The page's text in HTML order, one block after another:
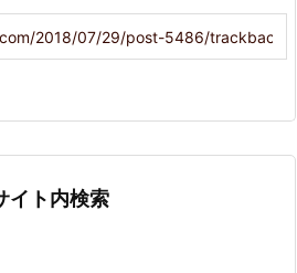
イト内検索